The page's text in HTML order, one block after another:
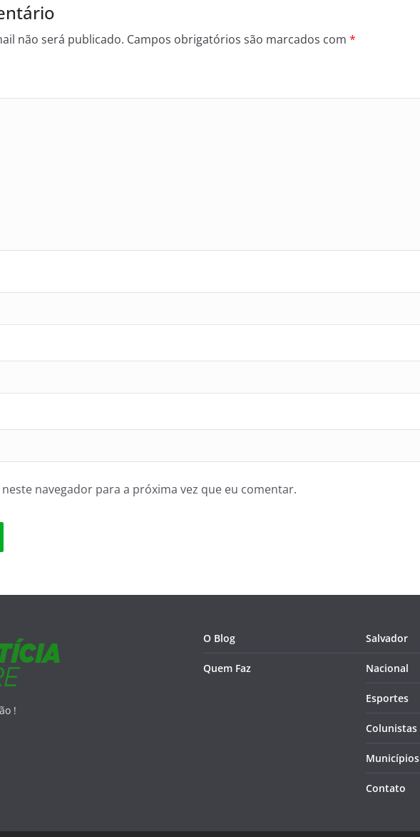
não será publicado. Campos obrigatórios são marcados com *
navegador para a próxima vez que eu comentar.
!
O Blog
Quem Faz
Salvador
Nacional
Esportes
Colunistas
Municípios
Contato